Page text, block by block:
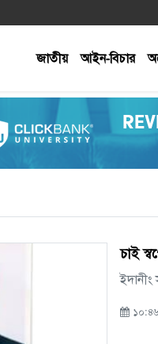
জাতীয় আইন-বিচার
চাই
১০:৪৬